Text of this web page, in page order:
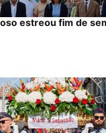
estreou fim de